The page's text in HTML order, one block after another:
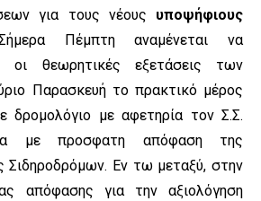
για τους νέους υποψήφιους
Πέμπτη αναμένεται να
οι θεωρητικές εξετάσεις των
Παρασκευή το πρακτικό μέρος
δρομολόγιο με αφετηρία τον Σ.Σ.
με προσφατη απόφαση της
Σιδηροδρόμων. Εν τω μεταξύ, στην
απόφασης για την αξιολόγηση